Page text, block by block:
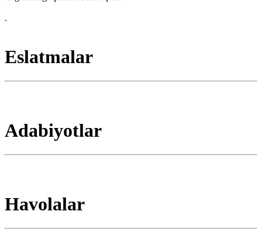
.
Eslatmalar
Adabiyotlar
Havolalar